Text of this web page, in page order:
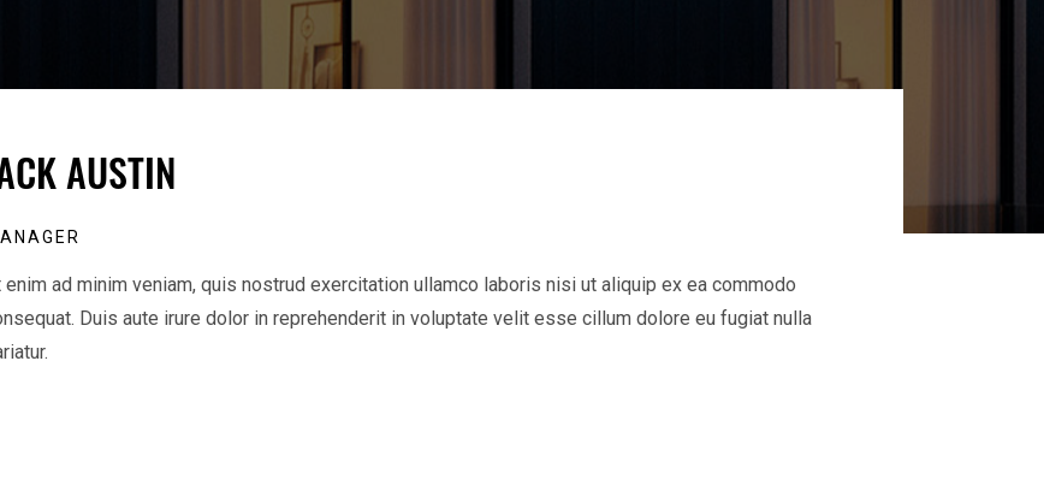
AUSTIN
enim ad minim veniam, quis nostrud exercitation ullamco laboris nisi ut aliquip ex ea commodo
Duis aute irure dolor in reprehenderit in voluptate velit esse cillum dolore eu fugiat nulla